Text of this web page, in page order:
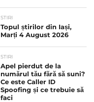
STIRI
Topul știrilor din Iași,
Marți 4 August 2026
STIRI
Apel pierdut de la
numărul tău fără să suni?
Ce este Caller ID
Spoofing și ce trebuie să
faci